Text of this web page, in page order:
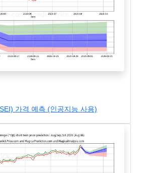
가격 예측 (인공지능 사용)